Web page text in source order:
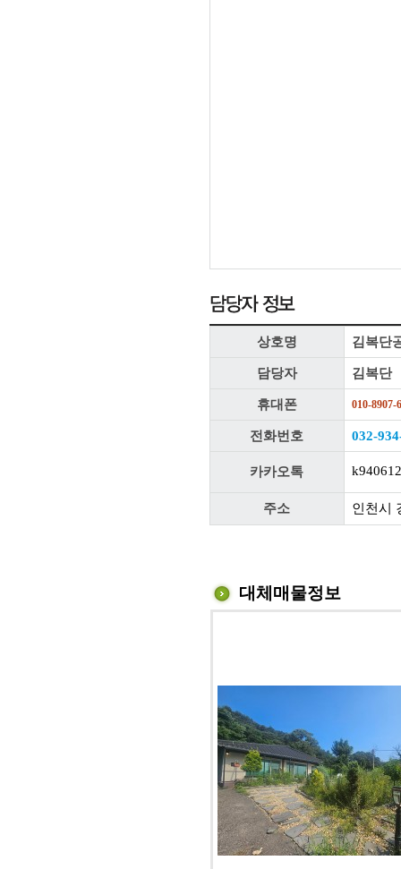
상호명 김복단
담당자 김복단
휴대폰 010-8907-
전화번호 032-
카카오톡
주소 인천시
대체매물정보